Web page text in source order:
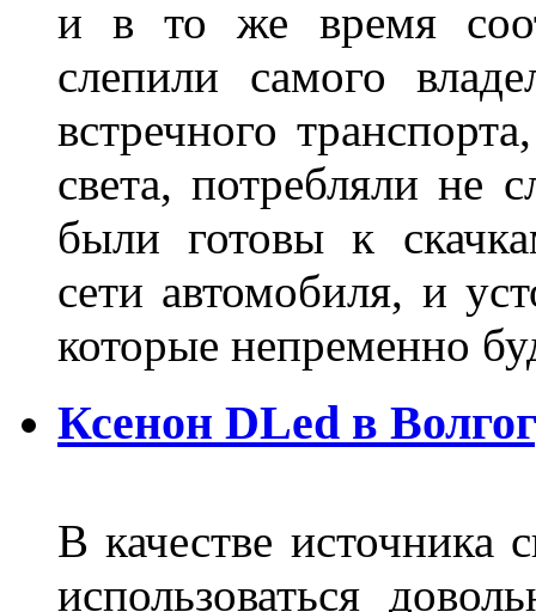
и в то же время
слепили самого
встречного
света, потребляли не
были готовы к
сети автомобиля, и
которые непременно
Ксенон DLed в
В качестве источника
использоваться